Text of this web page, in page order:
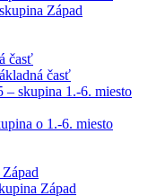
Západ
časť
časť
– skupina 1.-6. miesto
o 1.-6. miesto
Západ